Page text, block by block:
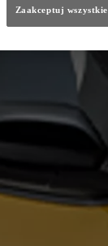
Zaakceptuj wszystkie